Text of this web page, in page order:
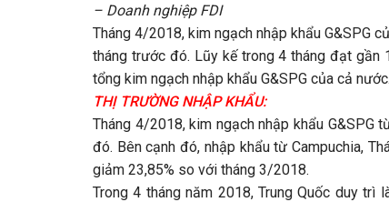
– Doanh nghiệp FDI
Tháng 4/2018, kim ngạch nhập khẩu G&SPG
tháng trước đó. Lũy kế trong 4 tháng đạt gần
tổng kim ngạch nhập khẩu G&SPG của cả nước.
THỊ TRƯỜNG NHẬP KHẨU:​
Tháng 4/2018, kim ngạch nhập khẩu G&SPG
đó. Bên cạnh đó, nhập khẩu từ Campuchia,
giảm 23,85% so với tháng 3/2018.
Trong 4 tháng năm 2018, Trung Quốc duy trì